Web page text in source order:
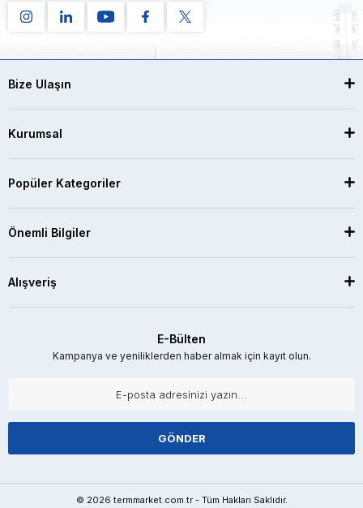
Bize Ulaşın
Kurumsal
Popüler Kategoriler
Önemli Bilgiler
Alışveriş
E-Bülten
Kampanya ve yeniliklerden haber almak için kayıt olun.
GÖNDER
© 2026 termmarket.com.tr - Tüm Hakları Saklıdır.